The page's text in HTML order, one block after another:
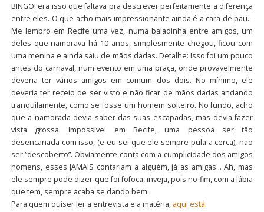
BINGO! era isso que faltava pra descrever perfeitamente a diferença
entre eles. O que acho mais impressionante ainda é a cara de pau…
Me lembro em Recife uma vez, numa baladinha entre amigos, um
deles que namorava há 10 anos, simplesmente chegou, ficou com
uma menina e ainda saiu de mãos dadas. Detalhe: Isso foi um pouco
antes do carnaval, num evento em uma praça, onde provavelmente
deveria ter vários amigos em comum dos dois. No mínimo, ele
deveria ter receio de ser visto e não ficar de mãos dadas andando
tranquilamente, como se fosse um homem solteiro. No fundo, acho
que a namorada devia saber das suas escapadas, mas devia fazer
vista grossa. Impossível em Recife, uma pessoa ser tão
desencanada com isso, (e eu sei que ele sempre pula a cerca), não
ser “descoberto”. Obviamente conta com a cumplicidade dos amigos
homens, esses JAMAIS contariam a alguém, já as amigas… Ah, mas
ele sempre pode dizer que foi fofoca, inveja, pois no fim, com a lábia
que tem, sempre acaba se dando bem.
Para quem quiser ler a entrevista e a matéria, aqui está.